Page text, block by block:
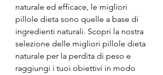
naturale ed efficace, le migliori
pillole dieta sono quelle a base di
ingredienti naturali. Scopri la nostra
selezione delle migliori pillole dieta
naturale per la perdita di peso e
raggiungi i tuoi obiettivi in modo